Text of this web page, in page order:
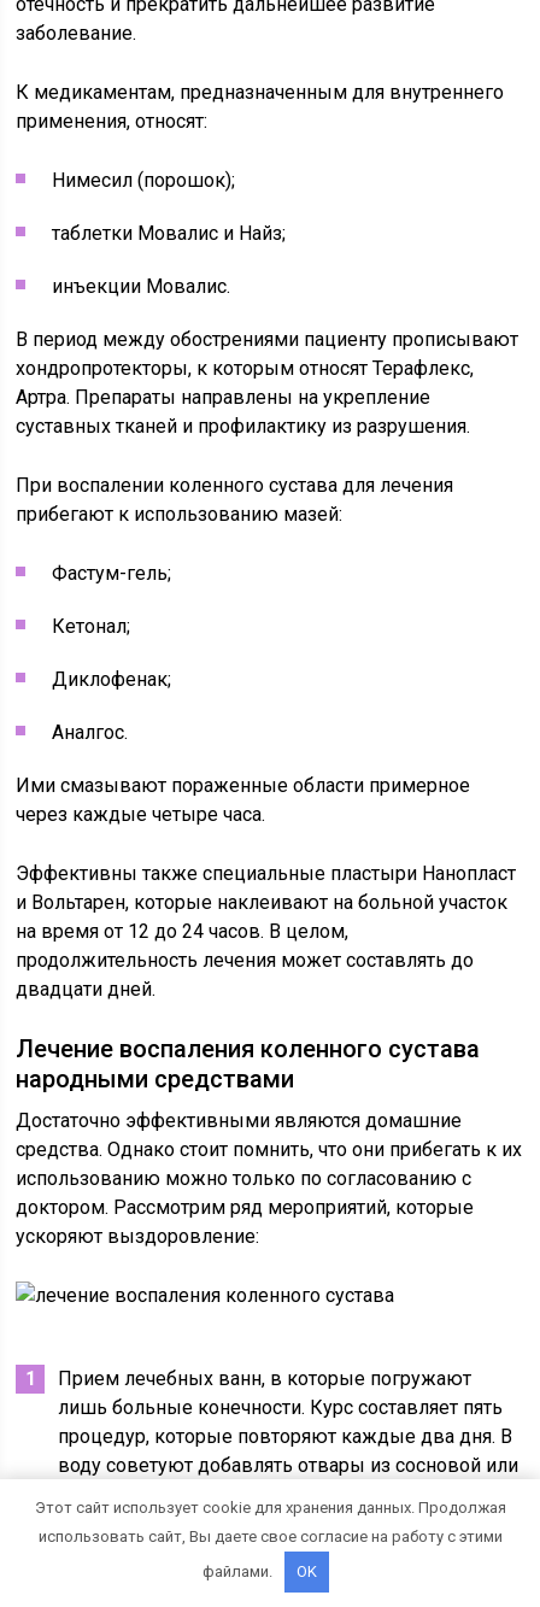
заболевание.
К медикаментам, предназначенным для внутреннего
применения, относят:
Нимесил (порошок);
таблетки Мовалис и Найз;
инъекции Мовалис.
В период между обострениями пациенту прописывают
хондропротекторы, к которым относят Терафлекс,
Артра. Препараты направлены на укрепление
суставных тканей и профилактику из разрушения.
При воспалении коленного сустава для лечения
прибегают к использованию мазей:
Фастум-гель;
Кетонал;
Диклофенак;
Аналгос.
Ими смазывают пораженные области примерное
через каждые четыре часа.
Эффективны также специальные пластыри Нанопласт
и Вольтарен, которые наклеивают на больной участок
на время от 12 до 24 часов. В целом,
продолжительность лечения может составлять до
двадцати дней.
Лечение воспаления коленного сустава
народными средствами
Достаточно эффективными являются домашние
средства. Однако стоит помнить, что они прибегать к их
использованию можно только по согласованию с
доктором. Рассмотрим ряд мероприятий, которые
ускоряют выздоровление:
Прием лечебных ванн, в которые погружают
лишь больные конечности. Курс составляет пять
процедур, которые повторяют каждые два дня. В
воду советуют добавлять отвары из сосновой или
Картофельные компрессы помогают также при
воспалении сухожилий коленного сустава как
Этот сайт использует cookie для хранения данных. Продолжая
использовать сайт, Вы даете свое согласие на работу с этими
файлами.
OK